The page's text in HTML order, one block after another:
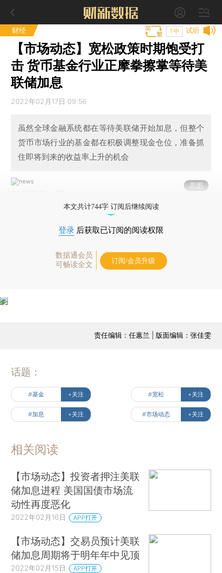
财经 试听
T中
【市场动态】宽松政策时期饱受打
击 货币基金行业正摩拳擦掌等待美
联储加息
2022年02月17日 09:56
虽然全球金融系统都在等待美联储开始加息，但整个
货币市场行业的基金都在积极调整现金仓位，准备抓
住即将到来的收益率上升的机会
原图
本文共计744字 订阅后继续阅读
登录 后获取已订阅的阅读权限
数据通会员
可畅读全文
订阅/会员升级
责任编辑：任蕙兰 | 版面编辑：张佳雯
话题：
#基金 +关注 #宽松 +关注
#加息 +关注 #市场动态 +关注
相关阅读
【市场动态】投资者押注美联
储加息进程 美国国债市场流
动性再度恶化
2022年02月16日 APP打开
【市场动态】交易员预计美联
储加息周期将于明年年中见顶
2022年02月15日 APP打开